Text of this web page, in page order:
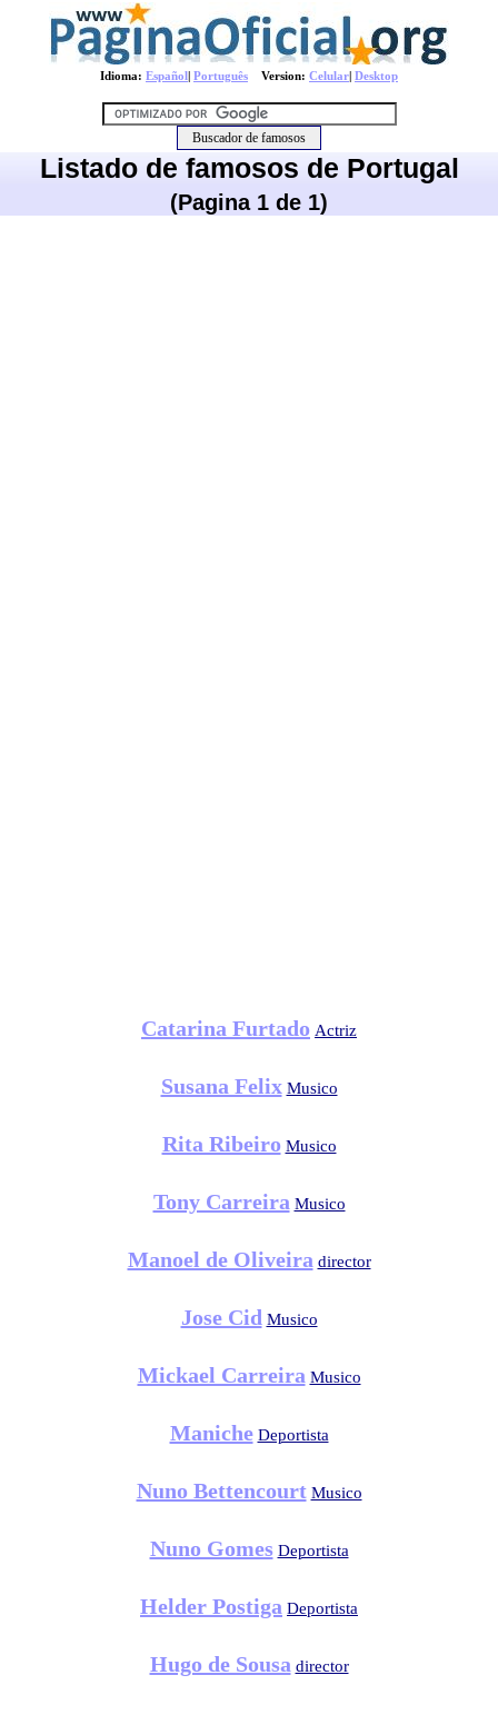
Idioma: Español| Português Version: Celular| Desktop
Listado de famosos de Portugal
(Pagina 1 de 1)
Catarina Furtado Actriz
Susana Felix Musico
Rita Ribeiro Musico
Tony Carreira Musico
Manoel de Oliveira director
Jose Cid Musico
Mickael Carreira Musico
Maniche Deportista
Nuno Bettencourt Musico
Nuno Gomes Deportista
Helder Postiga Deportista
Hugo de Sousa director